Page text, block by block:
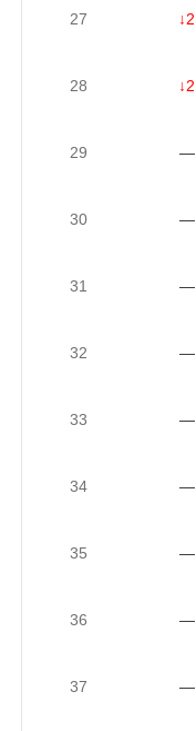
27 ↓2
28 ↓2
29 —
30 —
31 —
32 —
33 —
34 —
35 —
36 —
37 —